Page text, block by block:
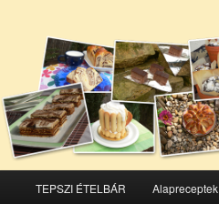
Tovább
Tovább
TEPSZI ÉTELBÁR Alapreceptek